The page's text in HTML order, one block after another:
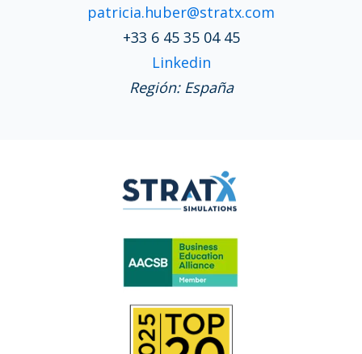
patricia.huber@stratx.com
+33 6 45 35 04 45
Linkedin
Región: España